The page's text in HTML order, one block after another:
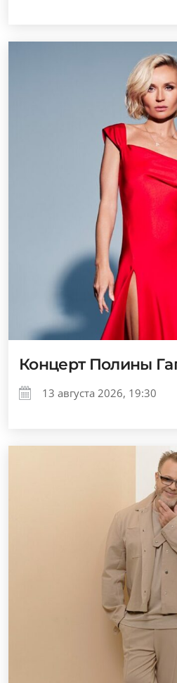
Концерт Полины
13 августа 2026, 19:30